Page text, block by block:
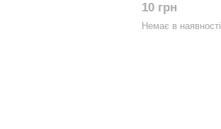
10 грн
Немає в наявності